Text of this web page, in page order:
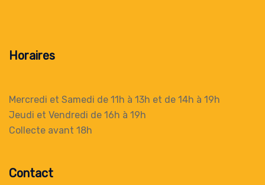
Horaires
Mercredi et Samedi de 11h à 13h et de 14h à 19h
Jeudi et Vendredi de 16h à 19h
Collecte avant 18h
Contact